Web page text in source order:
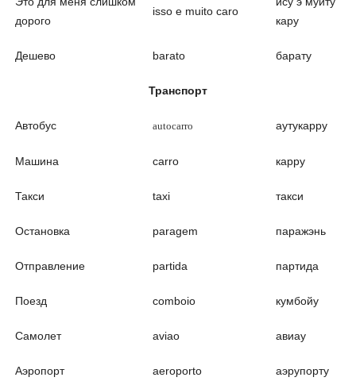
дорого
isso e muito caro
каpy
Дешево barato барату
Транспорт
Автобус autocarro аутукарру
Машина carro каppy
Такси taxi такси
Остановка paragem паражэнь
Отправление partida партида
Поезд comboio кумбойу
Самолет aviao aвиаy
Аэропорт aeroporto аэрупорту